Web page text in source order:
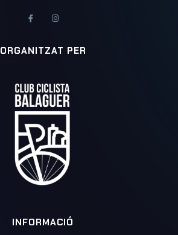
ORGANITZAT PER
INFORMACIÓ